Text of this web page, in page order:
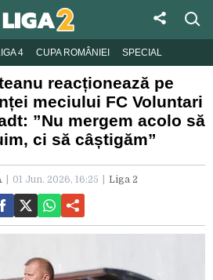
4 CUPA ROMÂNIEI SPECIAL
reacționează pe
meciului FC Voluntari
”Nu mergem acolo să
ci să câștigăm”
01 Jun. 2026, 16:25 Liga 2